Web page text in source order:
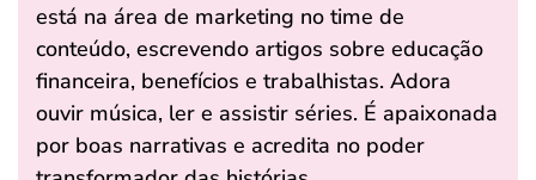
está na área de marketing no time de
conteúdo, escrevendo artigos sobre educação
financeira, benefícios e trabalhistas. Adora
ouvir música, ler e assistir séries. É apaixonada
por boas narrativas e acredita no poder